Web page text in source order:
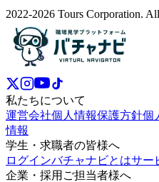
2022-2026 Tours Corporation.
私たちについて
運営会社個人情報保護方針個
情報
学生・求職者の皆様へ
ログインバチャナビとはサー
企業・採用ご担当者様へ